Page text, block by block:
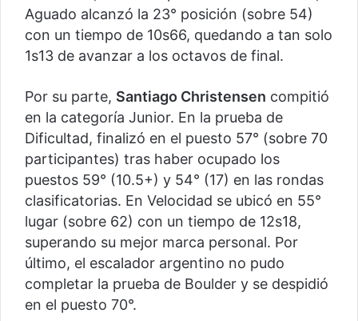
Aguado alcanzó la 23° posición (sobre 54)
con un tiempo de 10s66, quedando a tan solo
1s13 de avanzar a los octavos de final.
Por su parte, Santiago Christensen compitió
en la categoría Junior. En la prueba de
Dificultad, finalizó en el puesto 57° (sobre 70
participantes) tras haber ocupado los
puestos 59° (10.5+) y 54° (17) en las rondas
clasificatorias. En Velocidad se ubicó en 55°
lugar (sobre 62) con un tiempo de 12s18,
superando su mejor marca personal. Por
último, el escalador argentino no pudo
completar la prueba de Boulder y se despidió
en el puesto 70°.